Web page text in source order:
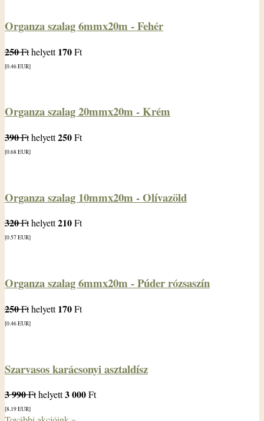
Organza szalag 6mmx20m - Fehér
250Fthelyett170Ft
[0.46EUR]
Organza szalag 20mmx20m - Krém
390Fthelyett250Ft
[0.68EUR]
Organza szalag 10mmx20m - Olívazöld
320Fthelyett210Ft
[0.57EUR]
Organza szalag 6mmx20m - Púder rózsaszín
250Fthelyett170Ft
[0.46EUR]
Szarvasos karácsonyi asztaldísz
3 990Fthelyett3 000Ft
[8.19EUR]